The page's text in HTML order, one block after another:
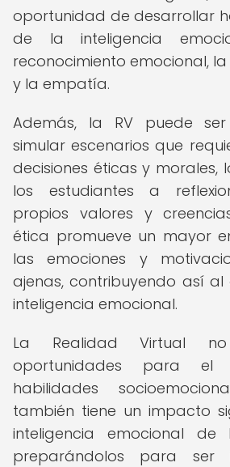
oportunidad de desarrollar
de la inteligencia
reconocimiento emocional,
y la empatía.
Además, la RV puede
simular escenarios que
decisiones éticas y morales,
los estudiantes a
propios valores y
ética promueve un mayor
las emociones y
ajenas, contribuyendo así
inteligencia emocional.
La Realidad Virtual
oportunidades para el
habilidades
también tiene un impacto
inteligencia emocional de
preparándolos para ser